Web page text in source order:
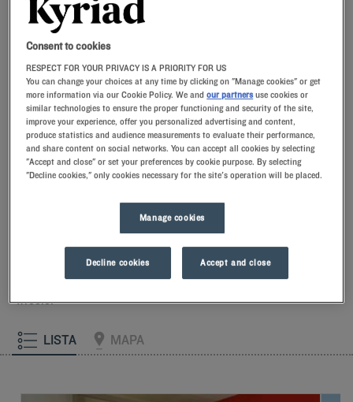
ZNAJDŹ HOTEL
Dodaj specjalny kod
VPlanują Państwo pobyt w Poitiers i poszukują hotelu? Kyriad oferuje
komfortowe pokoje i dobrą kuchnię w najlepszej cenie!
Nasze hotele w Poitiers.Po przyjeździe nasi pracownicy
przywitają Cię uśmiechem oraz małymi, ale troskliwymi
pianki z pamięcią kształtu.Aby dobrze rozpocząć dzień,
poczuj różnicę w Kyriad.Skosztuj chłodnego mrożonego
jogurtu na śniadanie… Przynajmniej dwa dobre powody, aby
wrócić!
LISTA MAPA
Consent to cookies
RESPECT FOR YOUR PRIVACY IS A PRIORITY FOR US
You can change your choices at any time by clicking on "Manage cookies" or get
more information via our Cookie Policy. We andour partners use cookies or
similar technologies to ensure the proper functioning and security of the site,
improve your experience, offer you personalized advertising and content,
produce statistics and audience measurements to evaluate their performance,
and share content on social networks. You can accept all cookies by selecting
"Accept and close" or set your preferences by cookie purpose. By selecting
"Decline cookies," only cookies necessary for the site's operation will be placed.
Manage cookies
Decline cookies Accept and close